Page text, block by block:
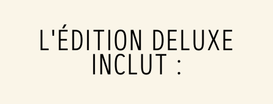
L'ÉDITION DELUXE
INCLUT :